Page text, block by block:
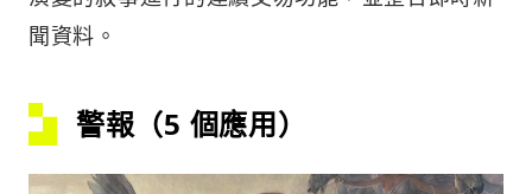
聞資料。
警報（5 個應用）